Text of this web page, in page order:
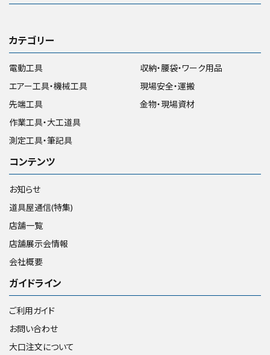
カテゴリー
電動工具
エアー工具・機械工具
先端工具
作業工具・大工道具
測定工具・筆記具
収納・腰袋・ワーク用品
現場安全・運搬
金物・現場資材
コンテンツ
お知らせ
道具屋通信(特集)
店舗一覧
店舗展示会情報
会社概要
ガイドライン
ご利用ガイド
お問い合わせ
大口注文について